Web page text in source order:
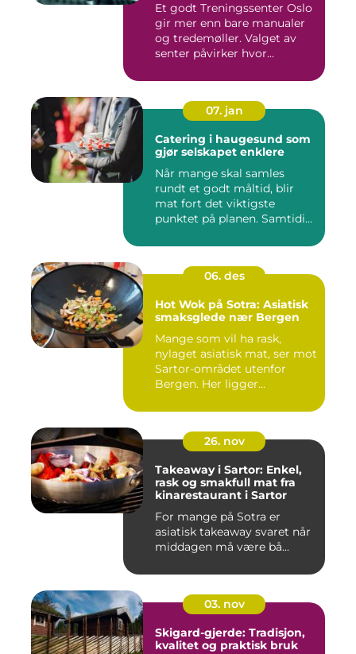
Et godt Treningssenter Oslo
gir mer enn bare manualer
og tredemøller. Valget av
senter påvirker hvor...
07. jan
Catering i haugesund som
gjør selskapet enklere
Når mange skal samles
rundt et godt måltid, blir
mat fort det viktigste
punktet på planen. Samtidig
06. des
Hot Wok på Sotra: Asiatisk
smaksglede nær Bergen
Mange som vil ha rask,
nylaget asiatisk mat, ser mot
Sartor-området utenfor
Bergen. Her ligger...
26. nov
Takeaway i Sartor: Enkel,
rask og smakfull mat fra
kinarestaurant i Sartor
For mange på Sotra er
asiatisk takeaway svaret når
middagen må være bå...
03. nov
Skigard-gjerde: Tradisjon,
kvalitet og praktisk bruk